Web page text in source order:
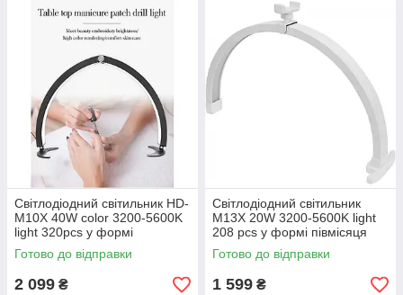
Світлодіодний світильник HD-
M10X 40W color 3200-5600K
light 320pcs у формі
півмісяця для нігтів, для
Готово до відправки
2 099 ₴
Світлодіодний світильник
M13X 20W 3200-5600K light
208 pcs у формі півмісяця
для нігтів, для нарощування
Готово до відправки
1 599 ₴